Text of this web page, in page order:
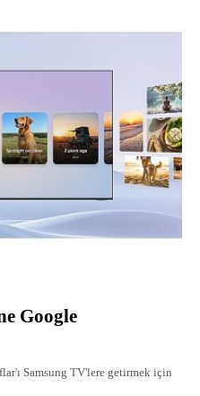
Google
Samsung TV'lere getirmek için